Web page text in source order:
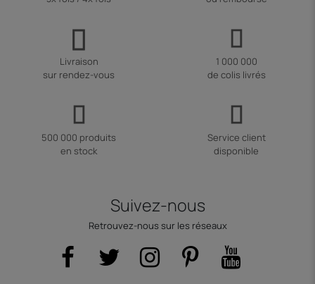
Livraison
sur rendez-vous
1 000 000
de colis livrés
500 000 produits
en stock
Service client
disponible
Suivez-nous
Retrouvez-nous sur les réseaux